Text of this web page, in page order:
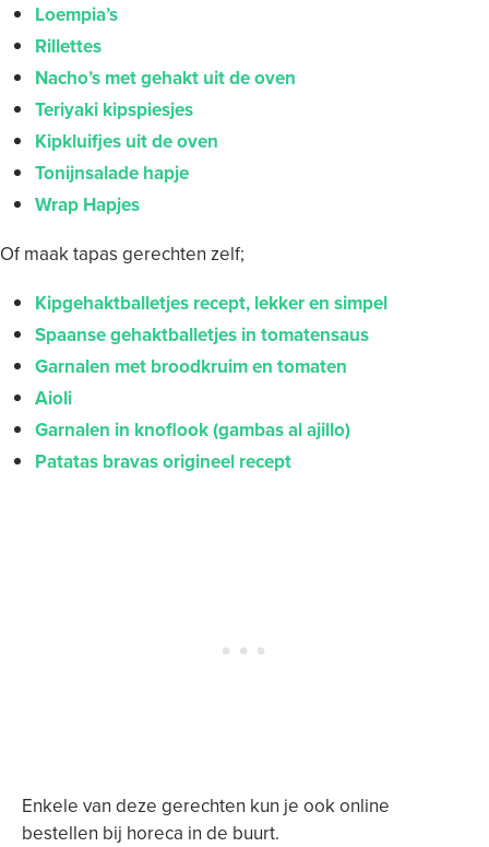
Loempia’s
Rillettes
Nacho’s met gehakt uit de oven
Teriyaki kipspiesjes
Kipkluifjes uit de oven
Tonijnsalade hapje
Wrap Hapjes
Of maak tapas gerechten zelf;
Kipgehaktballetjes recept, lekker en simpel
Spaanse gehaktballetjes in tomatensaus
Garnalen met broodkruim en tomaten
Aioli
Garnalen in knoflook (gambas al ajillo)
Patatas bravas origineel recept
Enkele van deze gerechten kun je ook online
bestellen bij horeca in de buurt.